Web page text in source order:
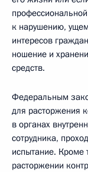
к нарушению,
интересов
ношение и
средств.
Федеральным
для расторжения
в органах
сотрудника,
испытание. Кроме
расторжении